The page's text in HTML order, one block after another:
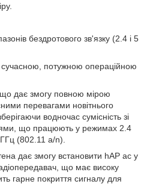
бездротового зв'язку (2.4 і 5
сучасною, потужною операційною
що дає змогу повною мірою
перевагами новітнього
водночас сумісність зі
що працюють у режимах 2.4
(802.11 a/n).
дає змогу встановити hAP ac у
що має високу
гарне покриття сигналу для